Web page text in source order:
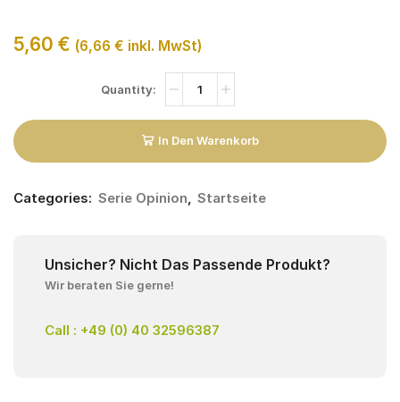
5,60 € (6,66 € inkl. MwSt)
In Den Warenkorb
Categories: Serie Opinion, Startseite
Unsicher? Nicht Das Passende Produkt?
Wir beraten Sie gerne!
Call : +49 (0) 40 32596387